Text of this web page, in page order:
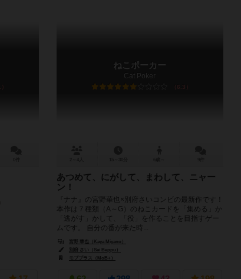
ねこポーカー
Cat Poker
6.3
あつめて、にがして、まわして、ニャー
ン！
『ナナ』の宮野華也×別府さいコンビの最新作です！
本作は７種類（A～G）のねこカードを「集める」か
「逃がす」かして、「役」を作ることを目指すゲー
ムです。 自分の番が来た時...
宮野 華也（Kaya Miyano）
別府 さい（Sai Beppu）
モブプラス（MoB+）